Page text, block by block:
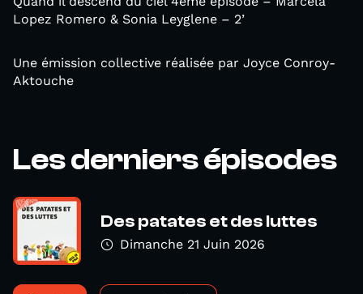
Lopez Romero & Sonia Leyglene – 2’
Une émission collective réalisée par Joyce Conroy-
Aktouche
Les derniers épisodes
Des patates et des luttes
Dimanche 21 Juin 2026